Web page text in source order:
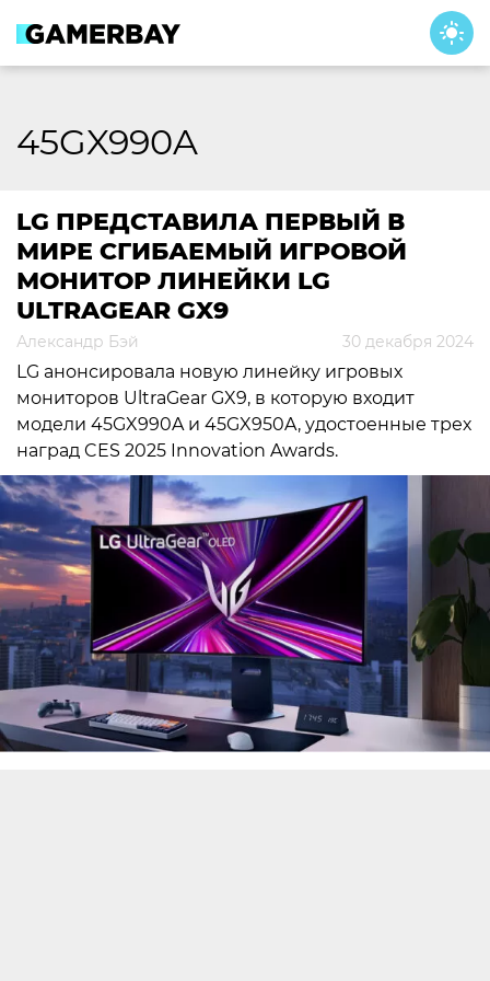
content
45GX990A
LG ПРЕДСТАВИЛА ПЕРВЫЙ В
МИРЕ СГИБАЕМЫЙ ИГРОВОЙ
МОНИТОР ЛИНЕЙКИ LG
ULTRAGEAR GX9
Александр Бэй 30 декабря 2024
LG анонсировала новую линейку игровых
мониторов UltraGear GX9, в которую входит
модели 45GX990A и 45GX950A, удостоенные трех
наград CES 2025 Innovation Awards.